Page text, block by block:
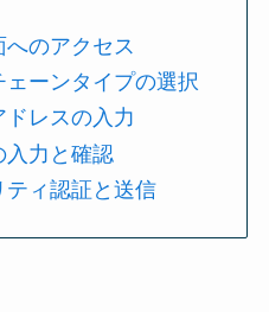
のアクセス
ーンタイプの選択
レスの入力
入力と確認
ティ認証と送信